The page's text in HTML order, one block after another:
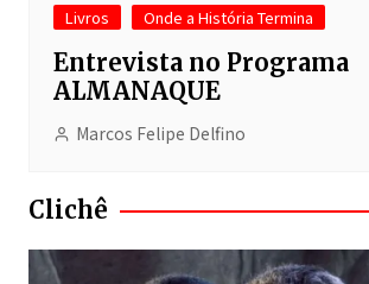
Livros Onde a História Termina
Entrevista no Programa
ALMANAQUE
Marcos Felipe Delfino
Clichê